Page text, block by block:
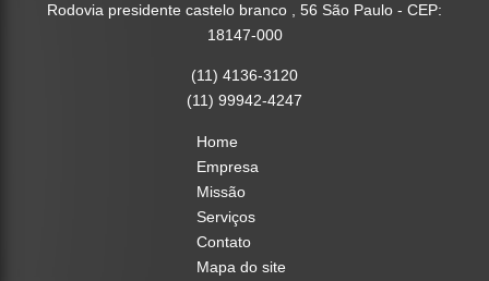
Rodovia presidente castelo branco , 56 São Paulo - CEP:
18147-000
(11) 4136-3120
(11) 99942-4247
Home
Empresa
Missão
Serviços
Contato
Mapa do site